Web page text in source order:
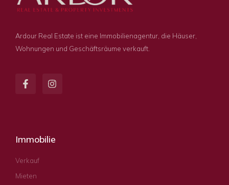
Ardour Real Estate ist eine Immobilienagentur, die Häuser,
Wohnungen und Geschäftsräume verkauft.
Immobilie
Verkauf
Mieten